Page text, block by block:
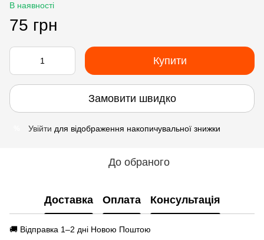
В наявності
75 грн
Купити
Замовити швидко
Увійти для відображення накопичувальної знижки
До обраного
Доставка Оплата Консультація
🚚 Відправка 1–2 дні Новою Поштою